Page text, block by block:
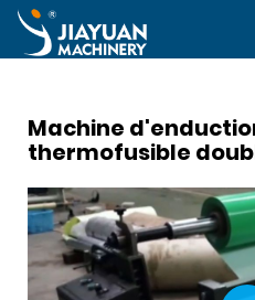
Machine
thermofusible